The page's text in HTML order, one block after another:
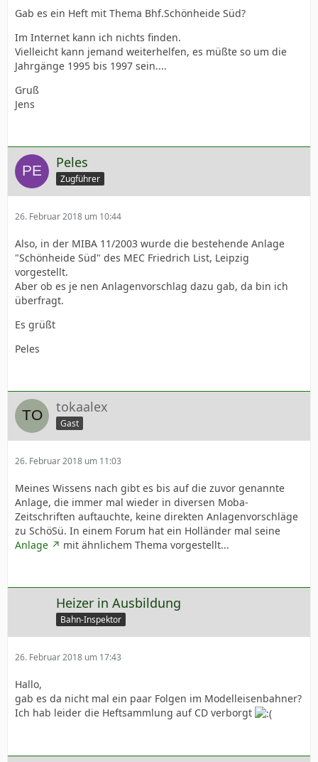
Gab es ein Heft mit Thema Bhf.Schönheide Süd?
Im Internet kann ich nichts finden.
Vielleicht kann jemand weiterhelfen, es müßte so um die
Jahrgänge 1995 bis 1997 sein....
Gruß
Jens
Peles
Zugführer
26. Februar 2018 um 10:44
Also, in der MIBA 11/2003 wurde die bestehende Anlage
"Schönheide Süd" des MEC Friedrich List, Leipzig
vorgestellt.
Aber ob es je nen Anlagenvorschlag dazu gab, da bin ich
überfragt.
Es grüßt
Peles
tokaalex
Gast
26. Februar 2018 um 11:03
Meines Wissens nach gibt es bis auf die zuvor genannte
Anlage, die immer mal wieder in diversen Moba-
Zeitschriften auftauchte, keine direkten Anlagenvorschläge
zu SchöSü. In einem Forum hat ein Holländer mal seine
Anlage
mit ähnlichem Thema vorgestellt...
Heizer in Ausbildung
Bahn-Inspektor
26. Februar 2018 um 17:43
Hallo,
gab es da nicht mal ein paar Folgen im Modelleisenbahner?
Ich hab leider die Heftsammlung auf CD verborgt